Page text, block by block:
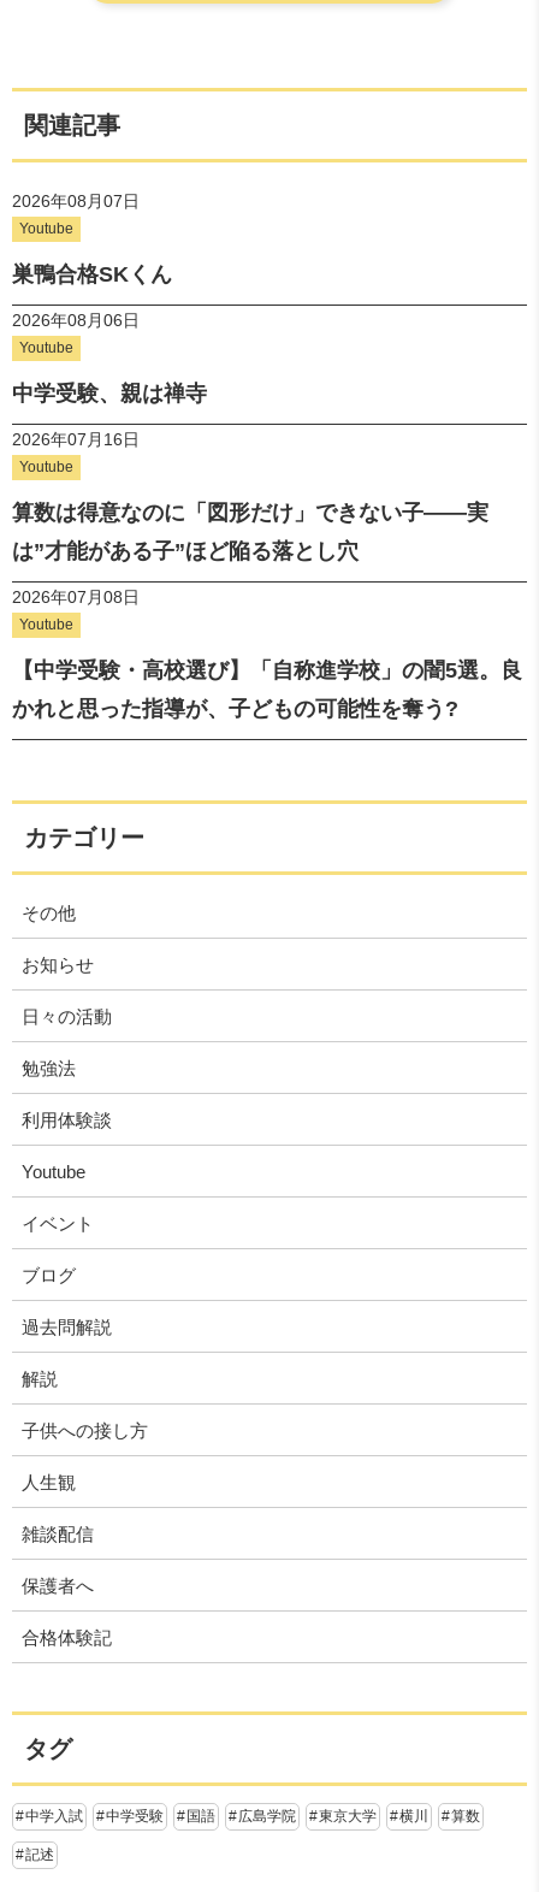
関連記事
2026年08月07日
Youtube
巣鴨合格SKくん
2026年08月06日
Youtube
中学受験、親は禅寺
2026年07月16日
Youtube
算数は得意なのに「図形だけ」できない子——実
は”才能がある子”ほど陥る落とし穴
2026年07月08日
Youtube
【中学受験・高校選び】「自称進学校」の闇5選。良
かれと思った指導が、子どもの可能性を奪う?
カテゴリー
その他
お知らせ
日々の活動
勉強法
利用体験談
Youtube
イベント
ブログ
過去問解説
解説
子供への接し方
人生観
雑談配信
保護者へ
合格体験記
タグ
中学入試 中学受験 国語 広島学院 東京大学 横川 算数
記述